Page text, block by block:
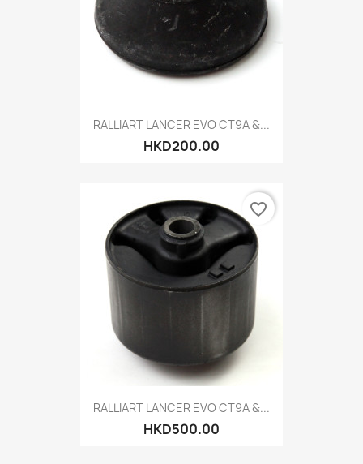
RALLIART LANCER EVO CT9A &...
HKD200.00
RALLIART LANCER EVO CT9A &...
HKD500.00
favorite_border